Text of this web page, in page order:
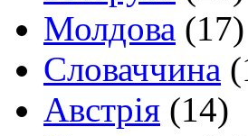
Молдова (17)
Словаччина
Австрія (14)